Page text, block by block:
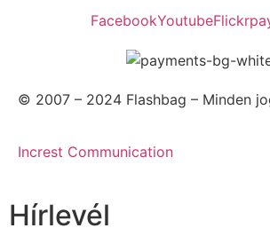
FacebookYoutubeFlickr
© 2007 – 2024 Flashbag – Minden
Increst Communication
Hírlevél